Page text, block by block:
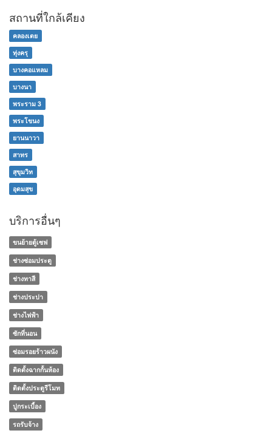
สถานที่ใกล้เคียง
คลองเตย
ทุ่งครุ
บางคอแหลม
บางนา
พระราม 3
พระโขนง
ยานนาวา
สาทร
สุขุมวิท
อุดมสุข
บริการอื่นๆ
ขนย้ายตู้เซฟ
ช่างซ่อมประตู
ช่างทาสี
ช่างประปา
ช่างไฟฟ้า
ซักที่นอน
ซ่อมรอยร้าวผนัง
ติดตั้งฉากกั้นห้อง
ติดตั้งประตูรีโมท
ปูกระเบื้อง
รถรับจ้าง